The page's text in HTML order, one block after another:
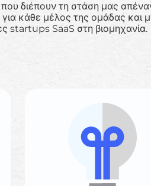
διέπουν τη στάση μας
για κάθε μέλος της ομάδας και
startups SaaS στη βιομηχανία.